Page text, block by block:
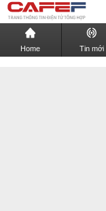
Home Tin mới